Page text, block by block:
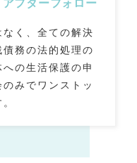
フターフォロー
く、全ての解決
務の法的処理の
の生活保護の申
みでワンストッ